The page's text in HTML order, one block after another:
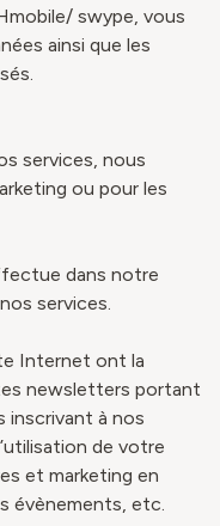
swype, vous
ainsi que les
services, nous
ou pour les
dans notre
services.
Internet ont la
newsletters portant
inscrivant à nos
de votre
et marketing en
évènements, etc.